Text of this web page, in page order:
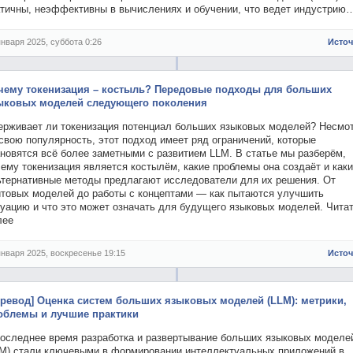
неэффективны в вычислениях и обучении, что ведет
2025, суббота 0:26
токенизация – костыль? Передовые подходы для больших
моделей следующего поколения
ли токенизация потенциал больших языковых моделей?
популярность, этот подход имеет ряд ограничений, которые
всё более заметными с развитием LLM. В статье мы разберём,
токенизация является костылём, какие проблемы она создаёт и
методы предлагают исследователи для их решения. От
моделей до работы с концептами — как пытаются улучшить
и что это может означать для будущего языковых моделей.
2025, воскресенье 19:15
Оценка систем больших языковых моделей (LLM): метрики,
и лучшие практики
время разработка и развертывание больших языковых